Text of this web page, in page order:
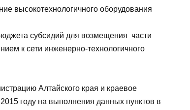
высокотехнологичного оборудования
субсидий для возмещения части
к сети инженерно-технологичного
Алтайского края и краевое
году на выполнения данных пунктов в